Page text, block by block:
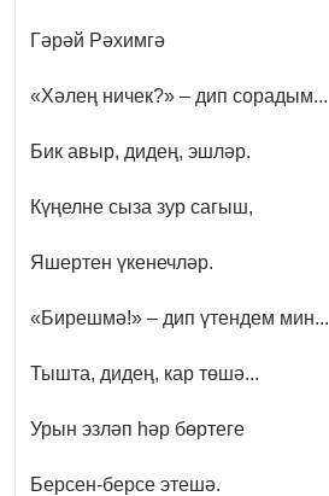
Гәрәй Рәхимгә
«Хәлең ничек?» – дип сорадым...
Бик авыр, дидең, эшләр.
Күңелне сыза зур сагыш,
Яшертен үкенечләр.
«Бирешмә!» – дип үтендем мин...
Тышта, дидең, кар төшә...
Урын эзләп һәр бөртеге
Берсен-берсе этешә.